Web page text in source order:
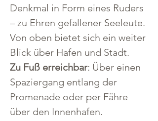
Denkmal in Form eines Ruders
– zu Ehren gefallener Seeleute.
Von oben bietet sich ein weiter
Blick über Hafen und Stadt.
Zu Fuß erreichbar: Über einen
Spaziergang entlang der
Promenade oder per Fähre
über den Innenhafen.